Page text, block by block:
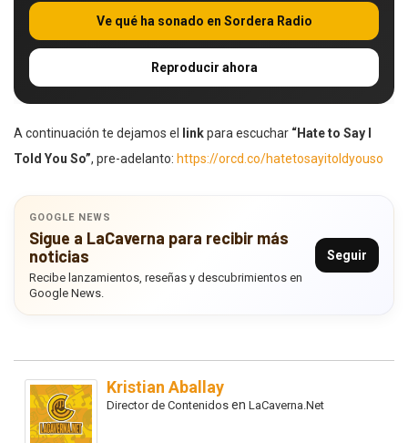
Ve qué ha sonado en Sordera Radio
Reproducir ahora
A continuación te dejamos el linkpara escuchar “Hate to Say I
Told You So”, pre-adelanto: https://orcd.co/hatetosayitoldyouso
GOOGLE NEWS
Sigue a LaCaverna para recibir más
noticias
Recibe lanzamientos, reseñas y descubrimientos en
Google News.
Seguir
Kristian Aballay
Director de Contenidos en LaCaverna.Net